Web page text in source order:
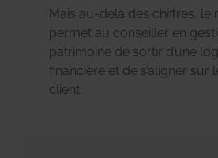
Mais au-delà des chiffres, le
permet au conseiller en
patrimoine de sortir d’une
financière et de s’aligner sur
client.